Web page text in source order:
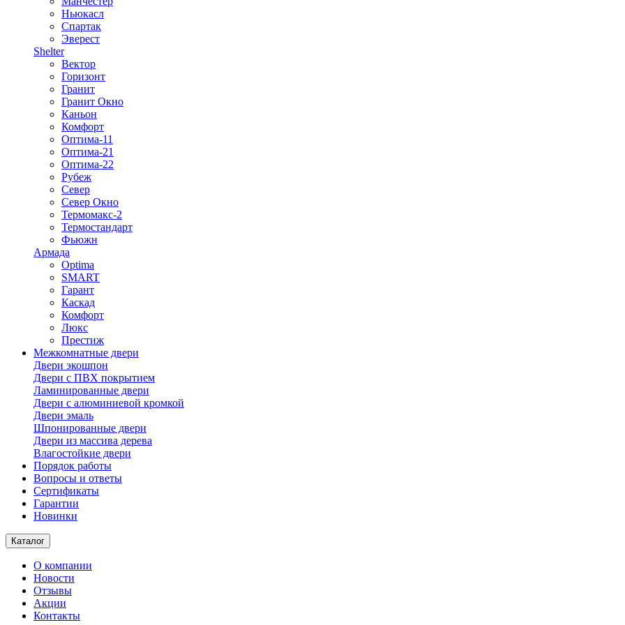
Ньюкасл
Спартак
Эверест
Shelter
Вектор
Горизонт
Гранит
Гранит Окно
Каньон
Комфорт
Оптима-11
Оптима-21
Оптима-22
Рубеж
Север
Север Окно
Термомакс-2
Термостандарт
Фьюжн
Армада
Optima
SMART
Гарант
Каскад
Комфорт
Люкс
Престиж
Межкомнатные двери
Двери экошпон
Двери с ПВХ покрытием
Ламинированные двери
Двери с алюминиевой кромкой
Двери эмаль
Шпонированные двери
Двери из массива дерева
Влагостойкие двери
Порядок работы
Вопросы и ответы
Сертификаты
Гарантии
Новинки
Каталог
О компании
Новости
Отзывы
Акции
Контакты